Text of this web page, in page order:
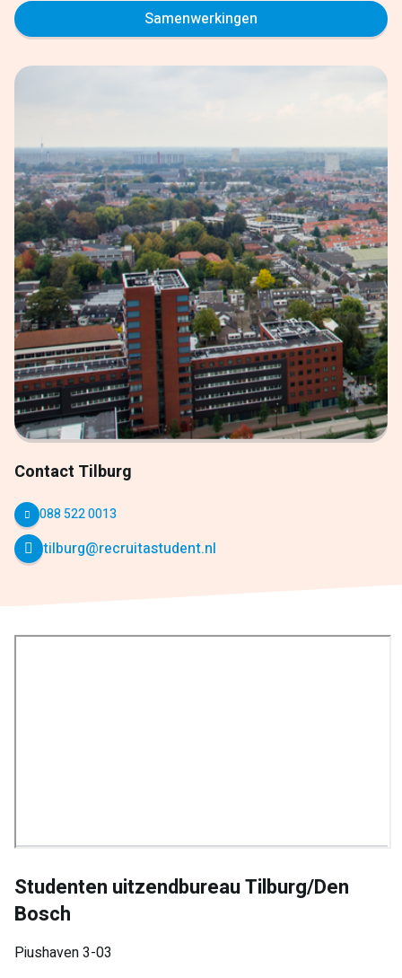
Samenwerkingen
Contact Tilburg
088 522 0013
tilburg@recruitastudent.nl
Studenten uitzendbureau Tilburg/Den
Bosch
Piushaven 3-03